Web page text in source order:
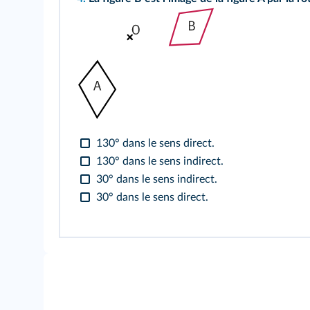
130° dans le sens direct.
130° dans le sens indirect.
30° dans le sens indirect.
30° dans le sens direct.